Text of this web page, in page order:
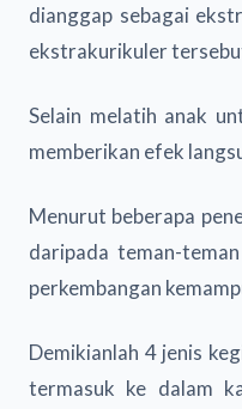
dianggap sebagai
ekstrakurikuler
Selain melatih anak
memberikan efek
Menurut beberapa
daripada teman-
perkembangan
Demikianlah 4 jenis
termasuk ke dalam